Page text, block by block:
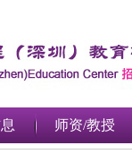
师资/教授